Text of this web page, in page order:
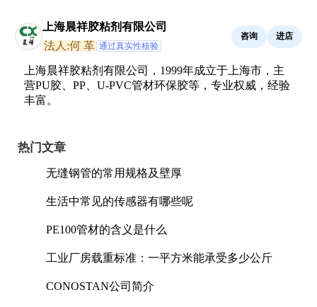
上海晨祥胶粘剂有限公司
法人:何 革 通过真实性核验
咨询 进店
上海晨祥胶粘剂有限公司，1999年成立于上海市，主
营PU胶、PP、U-PVC管材环保胶等，专业权威，经验
丰富。
热门文章
无缝钢管的常用规格及壁厚
生活中常见的传感器有哪些呢
PE100管材的含义是什么
工业厂房载重标准：一平方米能承受多少公斤
CONOSTAN公司简介